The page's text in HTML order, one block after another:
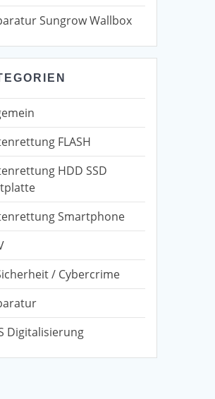
Sungrow Wallbox
FLASH
HDD SSD
Smartphone
/ Cybercrime
Digitalisierung